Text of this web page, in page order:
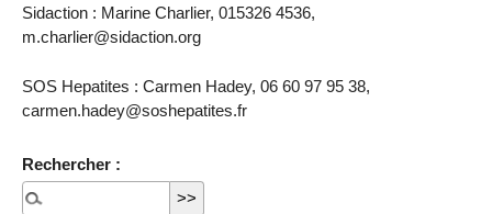
Sidaction : Marine Charlier, 015326 4536,
m.charlier@sidaction.org
SOS Hepatites : Carmen Hadey, 06 60 97 95 38,
carmen.hadey@soshepatites.fr
Rechercher :